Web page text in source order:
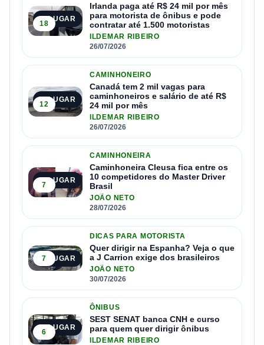
1º LUGAR
18
Irlanda paga até R$ 24 mil por mês
para motorista de ônibus e pode
contratar até 1.500 motoristas
ILDEMAR RIBEIRO
26/07/2026
2º LUGAR
12
CAMINHONEIRO
Canadá tem 2 mil vagas para
caminhoneiros e salário de até R$
24 mil por mês
ILDEMAR RIBEIRO
26/07/2026
3º LUGAR
7
CAMINHONEIRA
Caminhoneira Cleusa fica entre os
10 competidores do Master Driver
Brasil
JOÃO NETO
28/07/2026
4º LUGAR
7
DICAS PARA MOTORISTA
Quer dirigir na Espanha? Veja o que
a J Carrion exige dos brasileiros
JOÃO NETO
30/07/2026
5º LUGAR
6
ÔNIBUS
SEST SENAT banca CNH e curso
para quem quer dirigir ônibus
ILDEMAR RIBEIRO